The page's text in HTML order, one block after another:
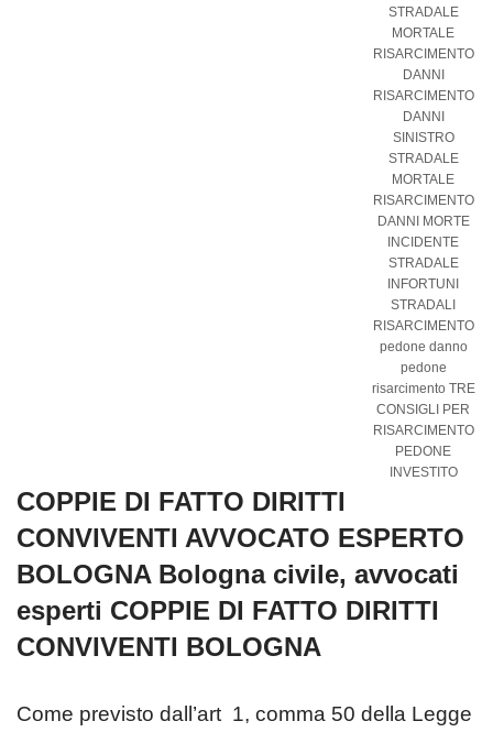
STRADALE
MORTALE
RISARCIMENTO
DANNI
RISARCIMENTO
DANNI
SINISTRO
STRADALE
MORTALE
RISARCIMENTO
DANNI MORTE
INCIDENTE
STRADALE
INFORTUNI
STRADALI
RISARCIMENTO
pedone danno
pedone
risarcimento TRE
CONSIGLI PER
RISARCIMENTO
PEDONE
INVESTITO
COPPIE DI FATTO DIRITTI
CONVIVENTI AVVOCATO ESPERTO
BOLOGNA Bologna civile, avvocati
esperti COPPIE DI FATTO DIRITTI
CONVIVENTI BOLOGNA
Come previsto dall’art 1, comma 50 della Legge